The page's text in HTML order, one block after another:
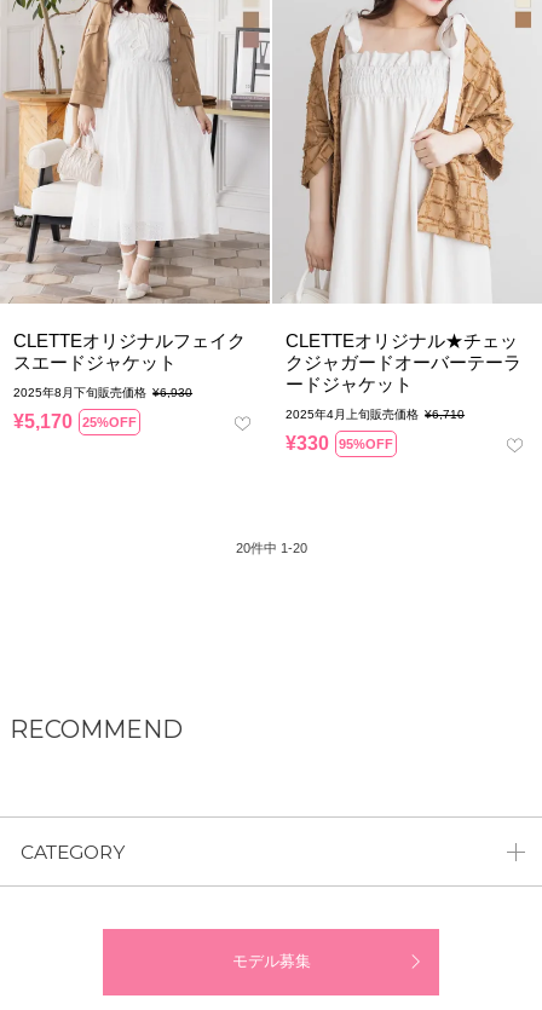
CLETTEオリジナルフェイク
スエードジャケット
2025年8月下旬販売価格 ¥6,930
¥5,170 25%OFF
CLETTEオリジナル★チェッ
クジャガードオーバーテーラ
ードジャケット
2025年4月上旬販売価格 ¥6,710
¥330 95%OFF
20件中 1-20
RECOMMEND
CATEGORY
モデル募集